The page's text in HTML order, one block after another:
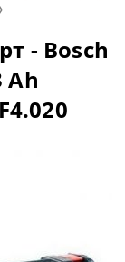
- Bosch
Ah